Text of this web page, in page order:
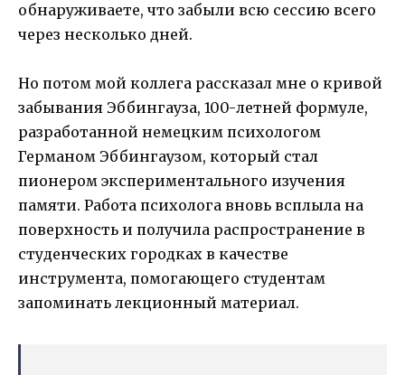
обнаруживаете, что забыли всю сессию всего
через несколько дней.
Но потом мой коллега рассказал мне о кривой
забывания Эббингауза, 100-летней формуле,
разработанной немецким психологом
Германом Эббингаузом, который стал
пионером экспериментального изучения
памяти. Работа психолога вновь всплыла на
поверхность и получила распространение в
студенческих городках в качестве
инструмента, помогающего студентам
запоминать лекционный материал.